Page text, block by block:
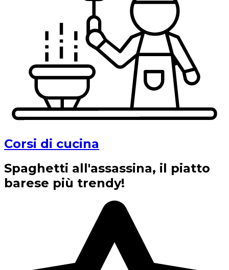
Corsi di cucina
Spaghetti all'assassina, il piatto
barese più trendy!